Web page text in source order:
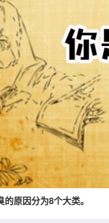
原因分为8个大类。